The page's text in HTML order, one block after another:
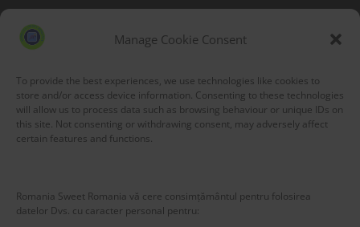
Manage Cookie Consent
To provide the best experiences, we use technologies like cookies to
store and/or access device information. Consenting to these technologies
will allow us to process data such as browsing behaviour or unique IDs on
this site. Not consenting or withdrawing consent, may adversely affect
certain features and functions.
Romania Sweet Romania vă cere consimțământul pentru folosirea
datelor Dvs. cu caracter personal pentru: